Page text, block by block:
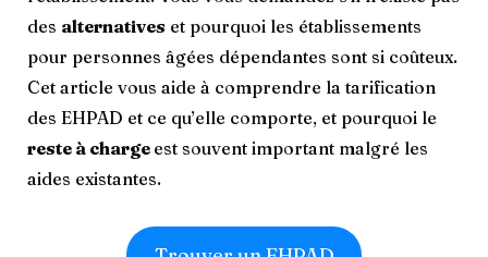
des alternatives et pourquoi les établissements
pour personnes âgées dépendantes sont si coûteux.
Cet article vous aide à comprendre la tarification
des EHPAD et ce qu’elle comporte, et pourquoi le
reste à charge est souvent important malgré les
aides existantes.